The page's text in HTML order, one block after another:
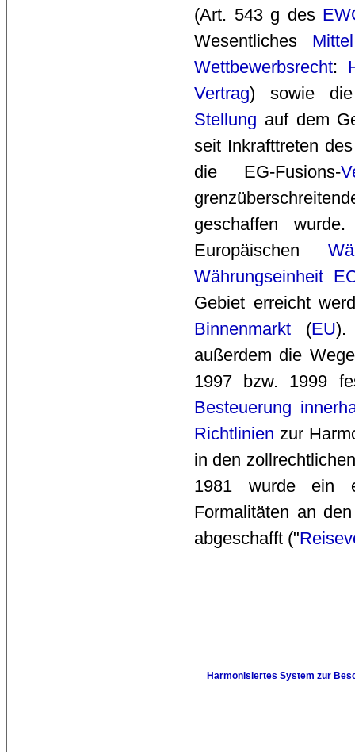
(Art. 543 g des
Wesentliches Mittel
Wettbewerbsrecht:
Vertrag) sowie
Stellung auf dem
seit Inkrafttreten
die EG-Fusions-
geschaffen
Europäischen
Währungseinheit
Gebiet erreicht
Binnenmarkt (EU
außerdem die
1997 bzw. 1999
Besteuerung
Richtlinien zur
in den
1981 wurde ein
Formalitäten an
abgeschafft ("
Harmonisiertes System zur